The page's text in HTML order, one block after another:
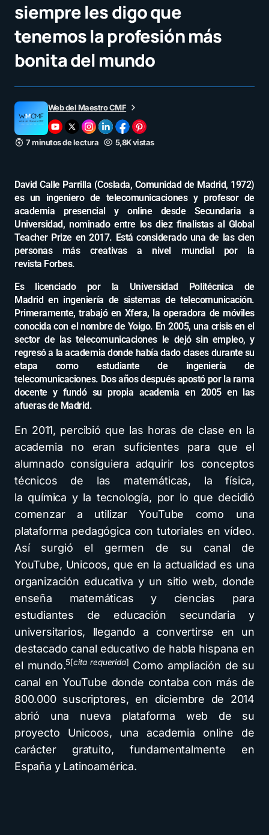
siempre les digo que
tenemos la profesión más
bonita del mundo
Web del Maestro CMF
7 minutos de lectura 5,8K vistas
David Calle Parrilla (Coslada, Comunidad de Madrid, 1972)
es un ingeniero de telecomunicaciones y profesor de
academia presencial y online desde Secundaria a
Universidad, nominado entre los diez finalistas al Global
Teacher Prize en 2017. Está considerado una de las cien
personas más creativas a nivel mundial por la
revista Forbes.
Es licenciado por la Universidad Politécnica de
Madrid en ingeniería de sistemas de telecomunicación.
Primeramente, trabajó en Xfera, la operadora de móviles
conocida con el nombre de Yoigo. En 2005, una crisis en el
sector de las telecomunicaciones le dejó sin empleo, y
regresó a la academia donde había dado clases durante su
etapa como estudiante de ingeniería de
telecomunicaciones.​ Dos años después apostó por la rama
docente y fundó su propia academia en 2005 en las
afueras de Madrid.
En 2011, percibió que las horas de clase en la
academia no eran suficientes para que el
alumnado consiguiera adquirir los conceptos
técnicos de las matemáticas, la física,
la química y la tecnología, por lo que decidió
comenzar a utilizar YouTube como una
plataforma pedagógica con tutoriales en vídeo.
Así surgió el germen de su canal de
YouTube, Unicoos, que en la actualidad es una
organización educativa y un sitio web,​ donde
enseña matemáticas y ciencias para
estudiantes de educación secundaria y
universitarios, llegando a convertirse en un
destacado canal educativo de habla hispana en
el mundo.5[cita requerida] Como ampliación de su
canal en YouTube donde contaba con más de
800.000 suscriptores, en diciembre de 2014
abrió una nueva plataforma web de su
proyecto Unicoos, una academia online de
carácter gratuito, fundamentalmente en
España y Latinoamérica.